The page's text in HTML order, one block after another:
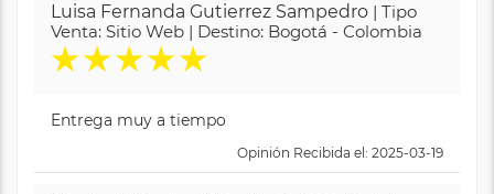
Luisa Fernanda Gutierrez Sampedro | Tipo
Venta: Sitio Web | Destino: Bogotá - Colombia
★★★★★
Entrega muy a tiempo
Opinión Recibida el: 2025-03-19